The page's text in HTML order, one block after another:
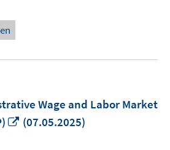
Wage and Labor Market
In
(07.05.2025)